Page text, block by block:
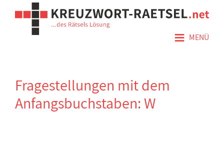
≡ MENÜ
Fragestellungen mit dem
Anfangsbuchstaben: W